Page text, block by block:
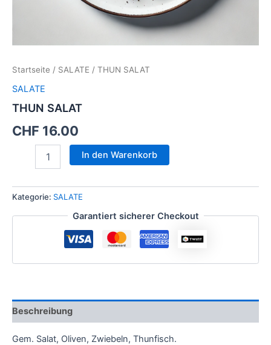
Startseite / SALATE / THUN SALAT
SALATE
THUN SALAT
CHF 16.00
In den Warenkorb
Kategorie: SALATE
Garantiert sicherer Checkout
Beschreibung
Gem. Salat, Oliven, Zwiebeln, Thunfisch.